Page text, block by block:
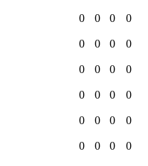
0 0 0 0
0 0 0 0
0 0 0 0
0 0 0 0
0 0 0 0
0 0 0 0